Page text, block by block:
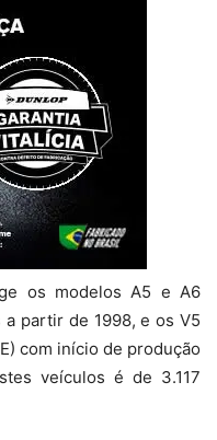
os modelos A5 e A6
partir de 1998, e os V5
com início de produção
veículos é de 3.117